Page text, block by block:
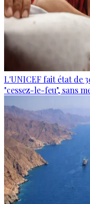
L'UNICEF fait état de
"cessez-le-feu", sans